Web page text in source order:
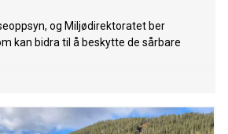
og Miljødirektoratet ber
kan bidra til å beskytte de sårbare